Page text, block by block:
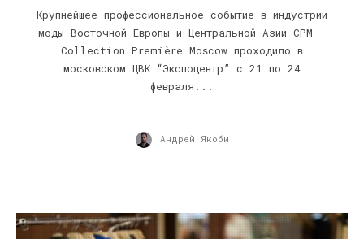
Крупнейшее профессиональное событие в индустрии
моды Восточной Европы и Центральной Азии CPM –
Collection Première Moscow проходило в
московском ЦВК “Экспоцентр” с 21 по 24
февраля...
Андрей Якоби